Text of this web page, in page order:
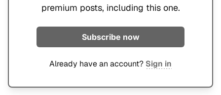
premium posts, including this one.
Subscribe now
Already have an account? Sign in